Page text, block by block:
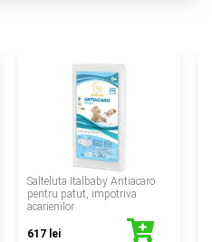
Salteluta Italbaby Antiacaro
pentru patut, impotriva
acarienilor
617 lei